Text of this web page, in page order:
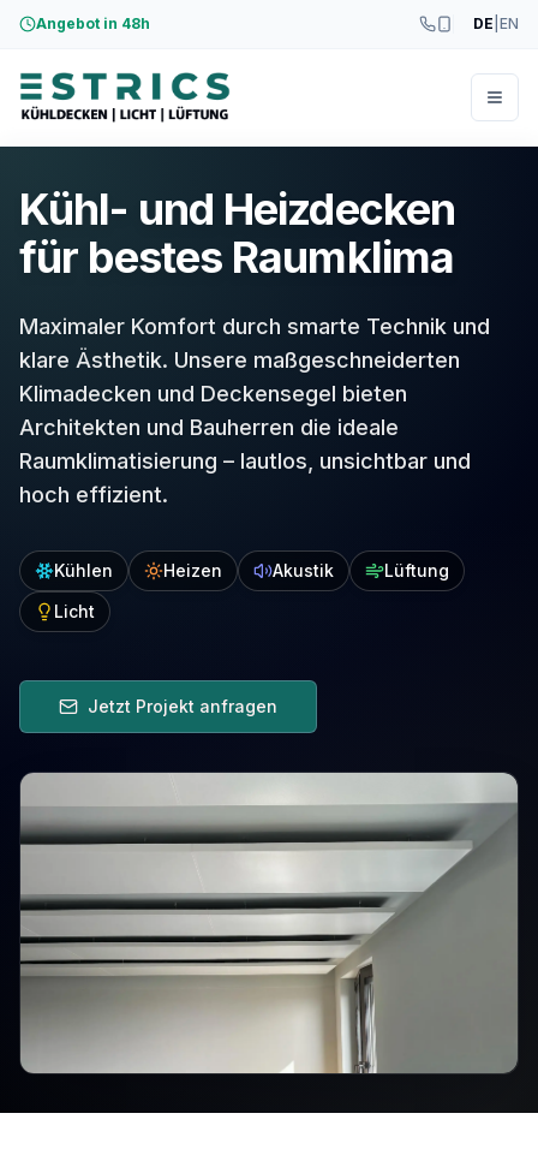
Angebot in 48h DE EN
Kühl- und Heizdecken
für bestes Raumklima
Maximaler Komfort durch smarte Technik und
klare Ästhetik. Unsere maßgeschneiderten
Klimadecken und Deckensegel bieten
Architekten und Bauherren die ideale
Raumklimatisierung – lautlos, unsichtbar und
hoch effizient.
Kühlen Heizen Akustik
Lüftung
Licht
Jetzt Projekt anfragen